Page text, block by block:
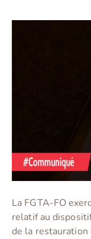
La FGTA-FO
relatif au
de la restauration